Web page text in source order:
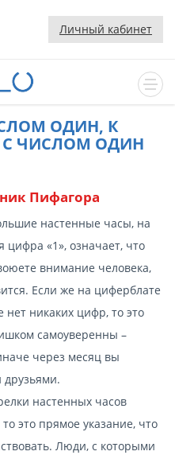
Личный кабинет
ОДИН, К
С ЧИСЛОМ ОДИН
Пифагора
настенные часы, на
цифра «1», означает, что
внимание человека,
Если же на циферблате
никаких цифр, то это
самоуверенны –
через месяц вы
друзьями.
настенных часов
это прямое указание, что
Люди, с которыми